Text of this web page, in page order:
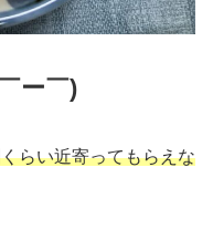
ー￣)
らい近寄ってもらえな